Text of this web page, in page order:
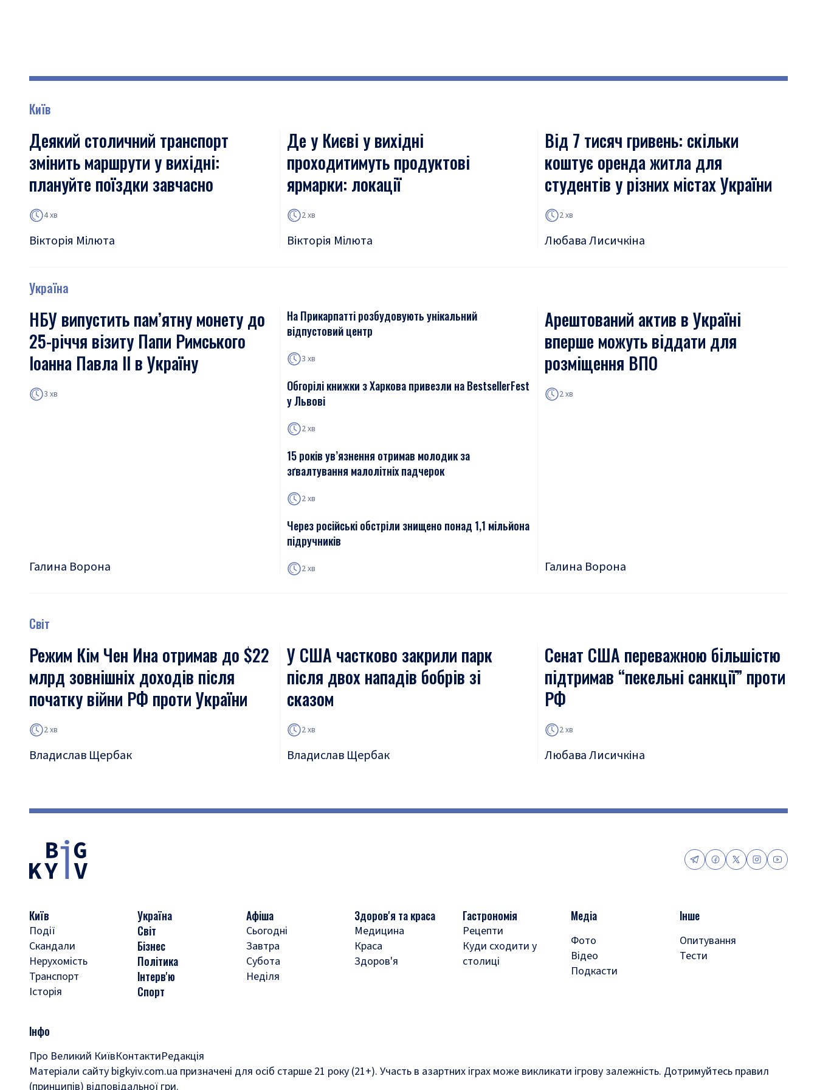
Київ
Деякий столичний транспорт
змінить маршрути у вихідні:
плануйте поїздки завчасно
4 хв
Вікторія Мілюта
Де у Києві у вихідні
проходитимуть продуктові
ярмарки: локації
2 хв
Вікторія Мілюта
Від 7 тисяч гривень: скільки
коштує оренда житла для
студентів у різних містах України
2 хв
Любава Лисичкіна
Україна
НБУ випустить пам’ятну монету до
25-річчя візиту Папи Римського
Іоанна Павла ІІ в Україну
3 хв
Галина Ворона
На Прикарпатті розбудовують унікальний
відпустовий центр
3 хв
Обгорілі книжки з Харкова привезли на BestsellerFest
у Львові
2 хв
15 років ув’язнення отримав молодик за
зґвалтування малолітніх падчерок
2 хв
Через російські обстріли знищено понад 1,1 мільйона
підручників
2 хв
Арештований актив в Україні
вперше можуть віддати для
розміщення ВПО
2 хв
Галина Ворона
Світ
Режим Кім Чен Ина отримав до $22
млрд зовнішніх доходів після
початку війни РФ проти України
2 хв
Владислав Щербак
У США частково закрили парк
після двох нападів бобрів зі
сказом
2 хв
Владислав Щербак
Сенат США переважною більшістю
підтримав “пекельні санкції” проти
РФ
2 хв
Любава Лисичкіна
Київ
Події
Скандали
Нерухомість
Транспорт
Історія
Україна
Світ
Бізнес
Політика
Інтерв'ю
Спорт
Афіша
Сьогодні
Завтра
Субота
Неділя
Здоров'я та краса
Медицина
Краса
Здоров'я
Гастрономія
Рецепти
Куди сходити у
столиці
Медіа
Фото
Відео
Подкасти
Інше
Опитування
Тести
Інфо
Про Великий КиївКонтактиРедакція
Матеріали сайту bigkyiv.com.ua призначені для осіб старше 21 року (21+). Участь в азартних іграх може викликати ігрову залежність. Дотримуйтесь правил
(принципів) відповідальної гри.